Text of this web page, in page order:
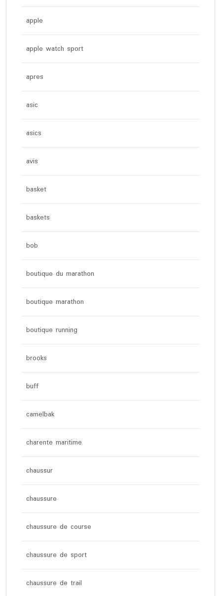
apple
apple watch sport
apres
asic
asics
avis
basket
baskets
bob
boutique du marathon
boutique marathon
boutique running
brooks
buff
camelbak
charente maritime
chaussur
chaussure
chaussure de course
chaussure de sport
chaussure de trail